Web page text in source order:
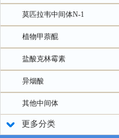
莫匹拉韦中间体N-1
植物甲萘醌
盐酸克林霉素
异烟酸
其他中间体
更多分类